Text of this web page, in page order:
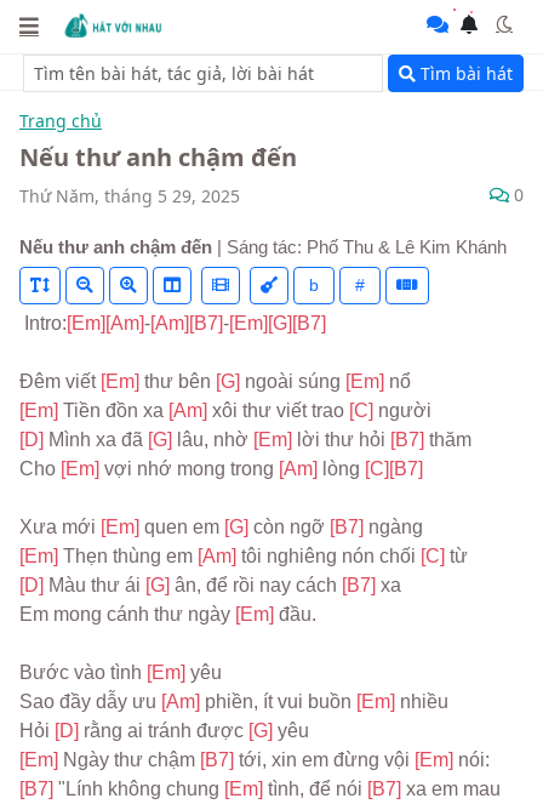
Tìm bài hát
Trang chủ
Nếu thư anh chậm đến
Thứ Năm, tháng 5 29, 2025 0
Nếu thư anh chậm đến | Sáng tác: Phố Thu & Lê Kim Khánh
b #
Intro:[Em] [Am]-[Am] [B7]-[Em] [G] [B7]
Đêm viết [Em] thư bên [G] ngoài súng [Em] nổ
[Em] Tiền đồn xa [Am] xôi thư viết trao [C] người
[D] Mình xa đã [G] lâu, nhờ [Em] lời thư hỏi [B7] thăm
Cho [Em] vợi nhớ mong trong [Am] lòng [C] [B7]
Xưa mới [Em] quen em [G] còn ngỡ [B7] ngàng
[Em] Thẹn thùng em [Am] tôi nghiêng nón chối [C] từ
[D] Màu thư ái [G] ân, để rồi nay cách [B7] xa
Em mong cánh thư ngày [Em] đầu.
Bước vào tình [Em] yêu
Sao đầy dẫy ưu [Am] phiền, ít vui buồn [Em] nhiều
Hỏi [D] rằng ai tránh được [G] yêu
[Em] Ngày thư chậm [B7] tới, xin em đừng vội [Em] nói:
[B7] "Lính không chung [Em] tình, để nói [B7]